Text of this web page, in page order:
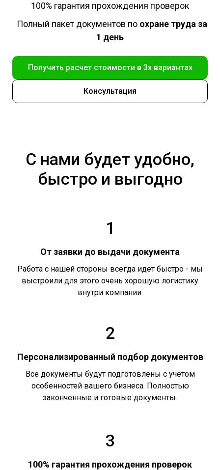
100% гарантия прохождения проверок
Полный пакет документов по охране труда за
1 день
Получить расчет стоимости в 3х вариантах
Консультация
С нами будет удобно,
быстро и выгодно
1
От заявки до выдачи документа
Работа с нашей стороны всегда идёт быстро - мы
выстроили для этого очень хорошую логистику
внутри компании.
2
Персонализированный подбор документов
Все документы будут подготовлены с учетом
особенностей вашего бизнеса. Полностью
законченные и готовые документы.
3
100% гарантия прохождения проверок